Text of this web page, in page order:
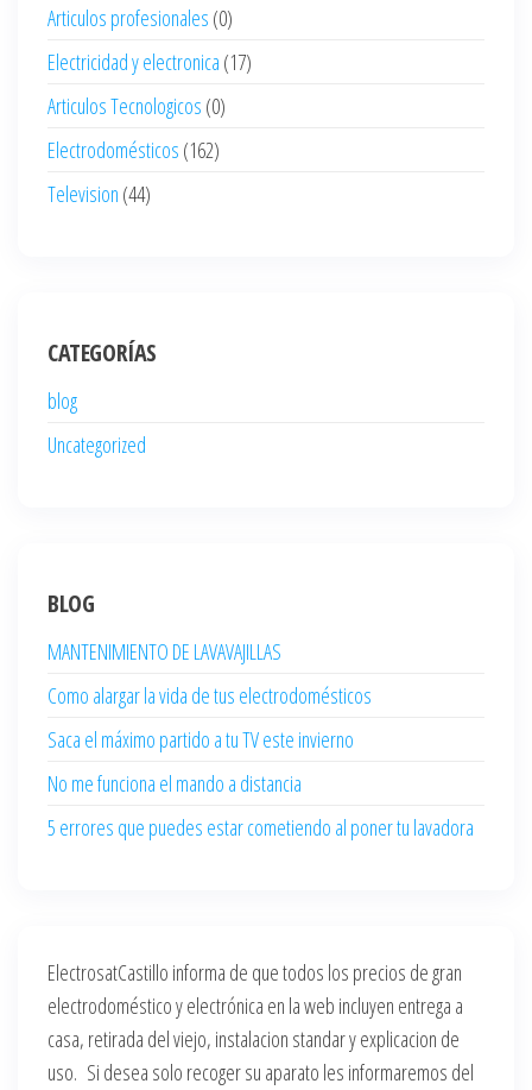
Articulos profesionales (0)
Electricidad y electronica (17)
Articulos Tecnologicos (0)
Electrodomésticos (162)
Television (44)
CATEGORÍAS
blog
Uncategorized
BLOG
MANTENIMIENTO DE LAVAVAJILLAS
Como alargar la vida de tus electrodomésticos
Saca el máximo partido a tu TV este invierno
No me funciona el mando a distancia
5 errores que puedes estar cometiendo al poner tu lavadora
ElectrosatCastillo informa de que todos los precios de gran
electrodoméstico y electrónica en la web incluyen entrega a
casa, retirada del viejo, instalacion standar y explicacion de
uso. Si desea solo recoger su aparato les informaremos del